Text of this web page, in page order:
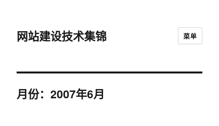
网站建设技术集锦 菜单
月份：2007年6月